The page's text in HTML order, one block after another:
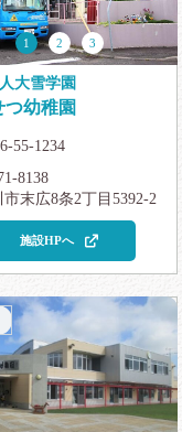
1 2 3
大雪学園
つ幼稚園
55-1234
8138
市末広8条2丁目5392-2
施設HPへ